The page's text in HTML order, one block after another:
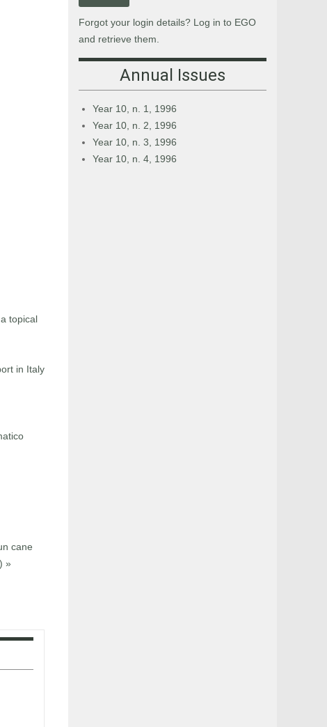
topical
in Italy
cane
»
Forgot your login details? Log in to EGO
and retrieve them.
Annual Issues
Year 10, n. 1, 1996
Year 10, n. 2, 1996
Year 10, n. 3, 1996
Year 10, n. 4, 1996